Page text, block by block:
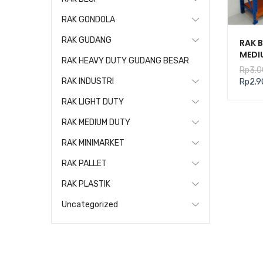
RAK
TIPE
Rp
Rp
RAK GONDOLA
RAK GUDANG
RAK HEAVY DUTY GUDANG BESAR
RAK INDUSTRI
RAK LIGHT DUTY
RAK MEDIUM DUTY
RAK MINIMARKET
RAK PALLET
RAK PLASTIK
Uncategorized